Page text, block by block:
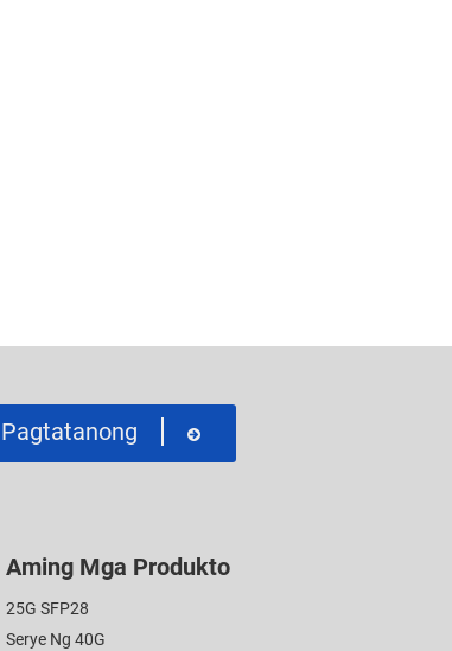
Pagtatanong
Aming Mga Produkto
25G SFP28
Serye Ng 40G